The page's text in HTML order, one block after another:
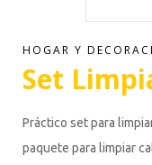
HOGAR Y
Set
Práctico set para
paquete para limpiar